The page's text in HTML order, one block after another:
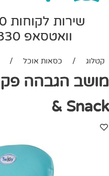
שירות לקוחות 050-3955830
וואטסאפ 050-3955830
קטלוג / כסאות אוכל /
& Snack